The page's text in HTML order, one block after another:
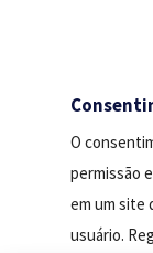
O
permissão
em um site
usuário.